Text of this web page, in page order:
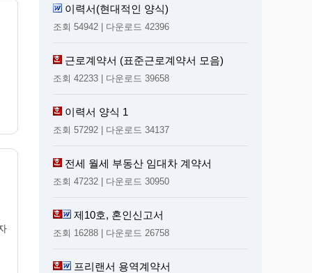
이력서(현대적인 양식)
조회 54942 | 다운로드 42396
근로계약서 (표준근로계약서 모음)
조회 42233 | 다운로드 39658
이력서 양식 1
조회 57292 | 다운로드 34137
전세 월세 부동산 임대차 계약서
조회 47232 | 다운로드 30950
제10호, 혼인신고서
조회 16288 | 다운로드 26758
프리랜서 용역계약서